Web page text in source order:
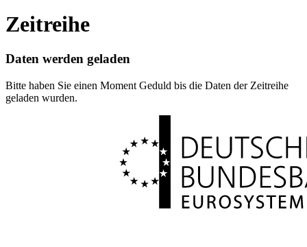
Zeitreihe
Daten werden geladen
Bitte haben Sie einen Moment Geduld bis die Daten der Zeitreihe
geladen wurden.